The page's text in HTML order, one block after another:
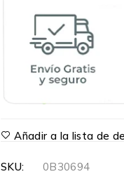
Añadir a la lista de
SKU:
0B30694